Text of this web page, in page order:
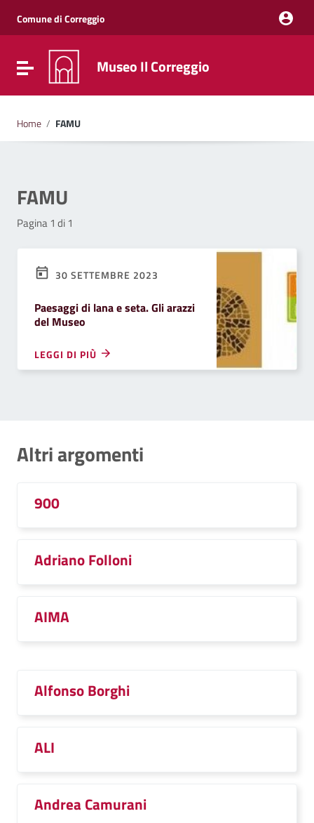
Vai al menu di navigazione
Vai al footer
Comune di Correggio
Attiva / disattiva la navigazione
Museo Il Correggio
Home / FAMU
FAMU
Pagina 1 di 1
30 SETTEMBRE 2023
Paesaggi di lana e seta. Gli arazzi
del Museo
LEGGI DI PIÙ
Altri argomenti
900
Adriano Folloni
AIMA
Alfonso Borghi
ALI
Andrea Camurani